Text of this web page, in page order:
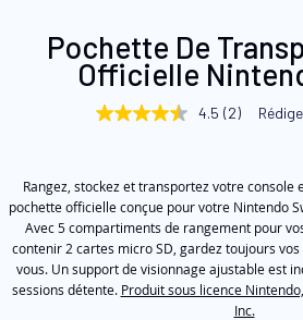
beginning
images
gallery
Pochette De
Officielle
4.5
valeur
de
la
note
moyenne.
Read
2
4.5 (2)
Rangez, stockez et transportez votre console
pochette officielle conçue pour votre Nintendo
Avec 5 compartiments de rangement pour
contenir 2 cartes micro SD, gardez toujours
vous. Un support de visionnage ajustable est
sessions détente. Produit sous licence
Inc.